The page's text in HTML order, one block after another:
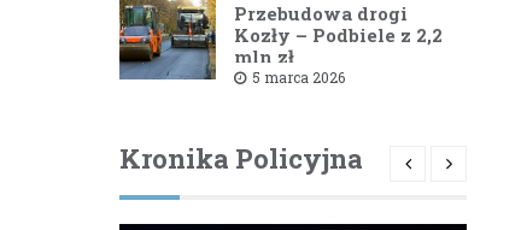
Przebudowa drogi
Kozły – Podbiele z 2,2
mln zł
dofinansowaniem od
5 marca 2026
Kronika Policyjna